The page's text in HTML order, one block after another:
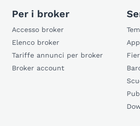
Per i broker
Accesso broker
Elenco broker
Tariffe annunci per broker
Broker account